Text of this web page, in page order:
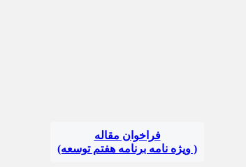
فراخوان مقاله
( ویژه نامه برنامه هفتم توسعه)